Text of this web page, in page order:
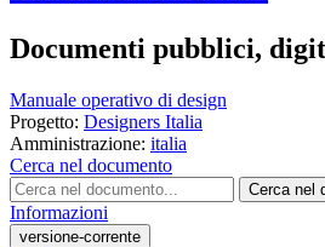
Documenti pubblici,
Manuale operativo di design
Progetto: Designers Italia
Amministrazione: italia
Cerca nel documento
Cerca nel
Informazioni
versione-corrente